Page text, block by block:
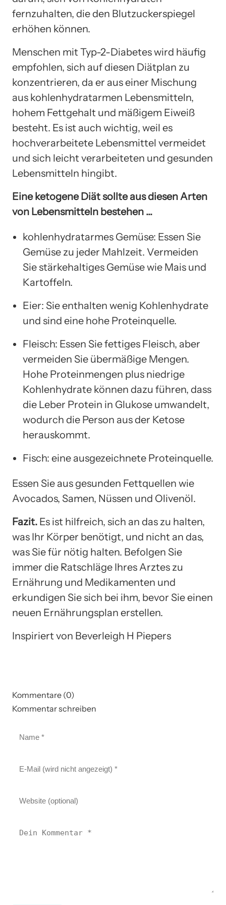
fernzuhalten, die den Blutzuckerspiegel
erhöhen können.
Menschen mit Typ-2-Diabetes wird häufig
empfohlen, sich auf diesen Diätplan zu
konzentrieren, da er aus einer Mischung
aus kohlenhydratarmen Lebensmitteln,
hohem Fettgehalt und mäßigem Eiweiß
besteht. Es ist auch wichtig, weil es
hochverarbeitete Lebensmittel vermeidet
und sich leicht verarbeiteten und gesunden
Lebensmitteln hingibt.
Eine ketogene Diät sollte aus diesen Arten
von Lebensmitteln bestehen …
kohlenhydratarmes Gemüse: Essen Sie
Gemüse zu jeder Mahlzeit. Vermeiden
Sie stärkehaltiges Gemüse wie Mais und
Kartoffeln.
Eier: Sie enthalten wenig Kohlenhydrate
und sind eine hohe Proteinquelle.
Fleisch: Essen Sie fettiges Fleisch, aber
vermeiden Sie übermäßige Mengen.
Hohe Proteinmengen plus niedrige
Kohlenhydrate können dazu führen, dass
die Leber Protein in Glukose umwandelt,
wodurch die Person aus der Ketose
herauskommt.
Fisch: eine ausgezeichnete Proteinquelle.
Essen Sie aus gesunden Fettquellen wie
Avocados, Samen, Nüssen und Olivenöl.
Fazit. Es ist hilfreich, sich an das zu halten,
was Ihr Körper benötigt, und nicht an das,
was Sie für nötig halten. Befolgen Sie
immer die Ratschläge Ihres Arztes zu
Ernährung und Medikamenten und
erkundigen Sie sich bei ihm, bevor Sie einen
neuen Ernährungsplan erstellen.
Inspiriert von Beverleigh H Piepers
Kommentare (0)
Kommentar schreiben